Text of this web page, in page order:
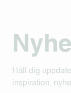
Håll dig
inspiration,